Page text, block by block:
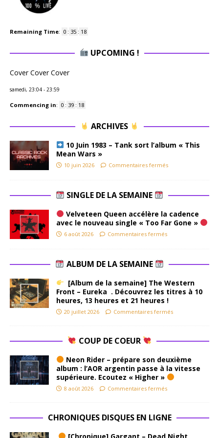
Remaining Time: 0 : 35 : 17
UPCOMING !
Cover Cover Cover
samedi, 23:04 - 23:59
Commencing in: 0 : 39 : 17
ARCHIVES
10 Juin 1983 – Tank sort l’album « This
Mean Wars »
10 juin 2026 Commentaires fermés
SINGLE DE LA SEMAINE
Velveteen Queen accélère la cadence
avec le nouveau single « Too Far Gone »
6 août 2026 Commentaires fermés
ALBUM DE LA SEMAINE
[Album de la semaine] The Western
Front – Eureka . Découvrez les titres à 10
heures, 13 heures et 21 heures !
20 juillet 2026 Commentaires fermés
COUP DE COEUR
Neon Rider – prépare son deuxième
album : l’AOR argentin passe à la vitesse
supérieure. Ecoutez « Higher »
8 août 2026 Commentaires fermés
CHRONIQUES DISQUES EN LIGNE